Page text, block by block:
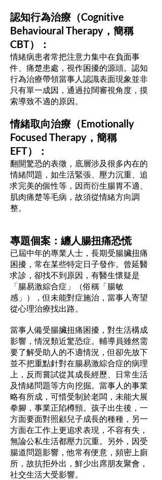
認知行為治療（Cognitive
Behavioural Therapy，簡稱
CBT）：
情緒病患者常把注意力集中在負面事
件、痛楚患處，視作困擾的源頭。認知
行為治療帶領當事人認識表面現象並非
只有單一成因，通過拉闊審視角度，摸
索導致不適的原因。
情緒取向治療（Emotionally
Focused Therapy，簡稱
EFT）：
翻開驚恐的表徵，底層涉及很多內在的
情緒問題，如生活緊張、壓力沉重、追
求完美的個性等，因而衍生腸胃不適、
肌肉痛楚等毛病，故須從情緒方向調
整。
專題個案：纏人腸扭痛恐慌
已屆中年的專業人士，長期受腸臟扭痛
困擾，常在某些特定日子發作。曾延醫
求診，卻找不到原因，有醫生懷疑是
「腸易激綜合症」（俗稱「腸敏
感」），但未能對症施治，當事人寄望
從心理治療找出路。
當事人備受腸臟扭痛困擾，對生活構成
影響，情況類近驚恐症。輔導員雖然需
要了解受助人的不適情況，但卻先放下
並不把重點針對在腸易激綜合症的病理
上，反而嘗試從其成長經歷、日常生活
及情緒問題等方向挖掘。當事人的事業
略有所成，可惜受制於老闆，未能大展
拳腳，事業正陷樽頸。孩子出生後，一
方面要面對照顧兒子成長的種種，另一
方面在工作上更追求表現，不容有失，
無論公私生活都壓力沉重。另外，因受
腸道問題影響，他常有便意，頻密上廁
所，故抗拒外出，鮮少出席朋友聚會，
社交生活大受影響。